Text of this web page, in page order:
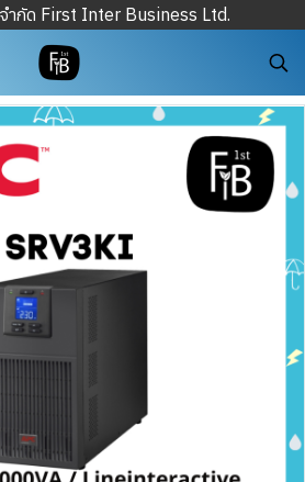
ำกัด First Inter Business Ltd.